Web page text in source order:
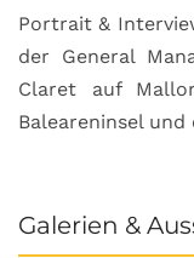
Portrait &
der General
Claret auf
Baleareninsel und
Galerien &